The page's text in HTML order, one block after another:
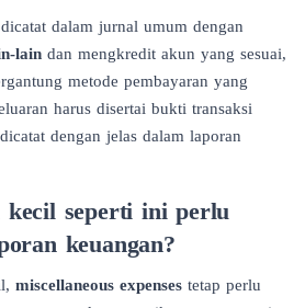
dalam jurnal umum dengan
lain dan mengkredit akun yang sesuai,
metode pembayaran yang
harus disertai bukti transaksi
dengan jelas dalam laporan
kecil seperti ini perlu
keuangan?
miscellaneous expenses tetap perlu